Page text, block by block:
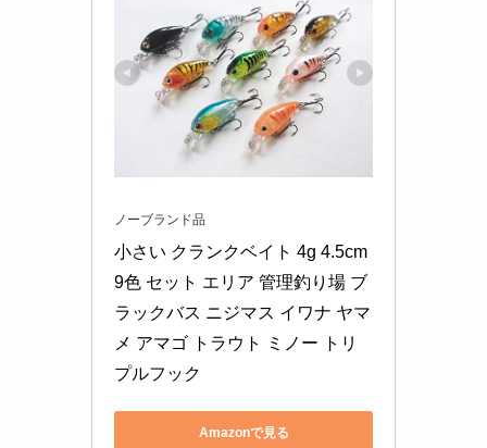
ノーブランド品
小さい クランクベイト 4g 4.5cm
9色 セット エリア 管理釣り場 ブ
ラックバス ニジマス イワナ ヤマ
メ アマゴ トラウト ミノー トリ
プルフック
Amazonで見る